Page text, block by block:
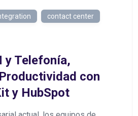
contact center
y Telefonía,
con
y HubSpot